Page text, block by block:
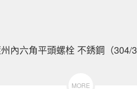
MORE